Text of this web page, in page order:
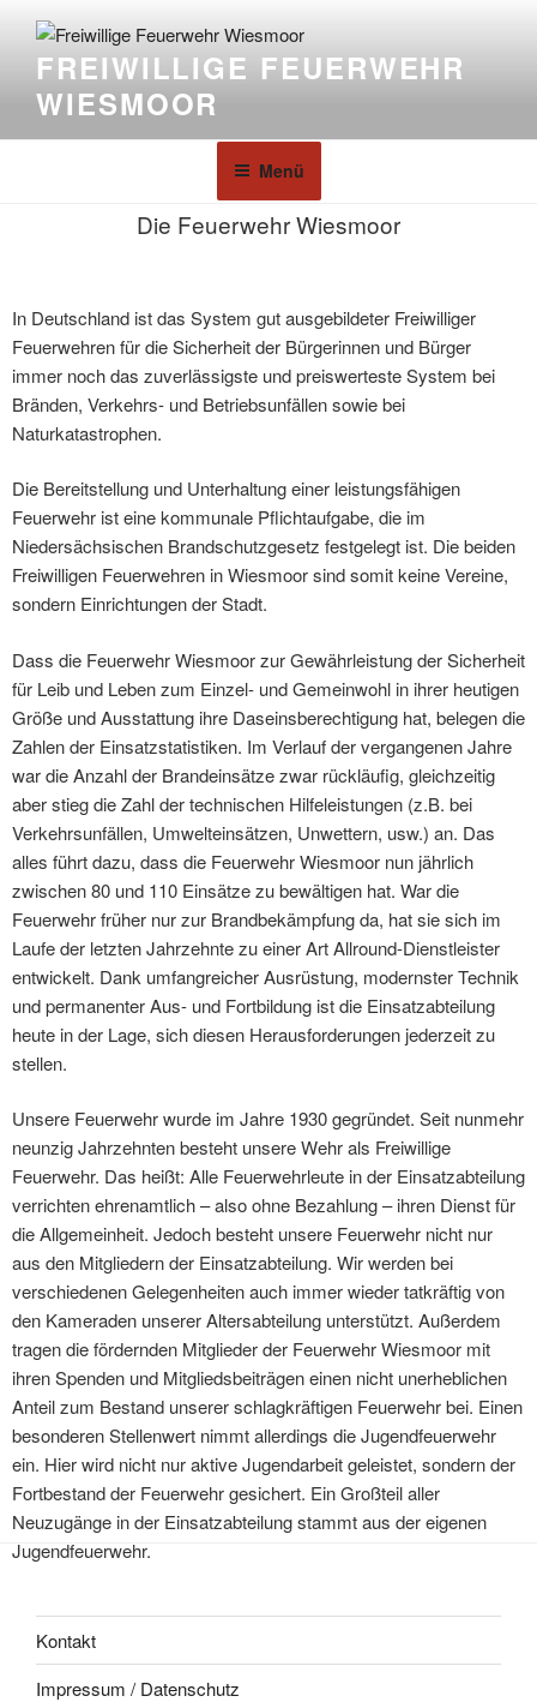
FREIWILLIGE FEUERWEHR
WIESMOOR
Menü
Die Feuerwehr Wiesmoor
In Deutschland ist das System gut ausgebildeter Freiwilliger
Feuerwehren für die Sicherheit der Bürgerinnen und Bürger
immer noch das zuverlässigste und preiswerteste System bei
Bränden, Verkehrs- und Betriebsunfällen sowie bei
Naturkatastrophen.
Die Bereitstellung und Unterhaltung einer leistungsfähigen
Feuerwehr ist eine kommunale Pflichtaufgabe, die im
Niedersächsischen Brandschutzgesetz festgelegt ist. Die beiden
Freiwilligen Feuerwehren in Wiesmoor sind somit keine Vereine,
sondern Einrichtungen der Stadt.
Dass die Feuerwehr Wiesmoor zur Gewährleistung der Sicherheit
für Leib und Leben zum Einzel- und Gemeinwohl in ihrer heutigen
Größe und Ausstattung ihre Daseinsberechtigung hat, belegen die
Zahlen der Einsatzstatistiken. Im Verlauf der vergangenen Jahre
war die Anzahl der Brandeinsätze zwar rückläufig, gleichzeitig
aber stieg die Zahl der technischen Hilfeleistungen (z.B. bei
Verkehrsunfällen, Umwelteinsätzen, Unwettern, usw.) an. Das
alles führt dazu, dass die Feuerwehr Wiesmoor nun jährlich
zwischen 80 und 110 Einsätze zu bewältigen hat. War die
Feuerwehr früher nur zur Brandbekämpfung da, hat sie sich im
Laufe der letzten Jahrzehnte zu einer Art Allround-Dienstleister
entwickelt. Dank umfangreicher Ausrüstung, modernster Technik
und permanenter Aus- und Fortbildung ist die Einsatzabteilung
heute in der Lage, sich diesen Herausforderungen jederzeit zu
stellen.
Unsere Feuerwehr wurde im Jahre 1930 gegründet. Seit nunmehr
neunzig Jahrzehnten besteht unsere Wehr als Freiwillige
Feuerwehr. Das heißt: Alle Feuerwehrleute in der Einsatzabteilung
verrichten ehrenamtlich – also ohne Bezahlung – ihren Dienst für
die Allgemeinheit. Jedoch besteht unsere Feuerwehr nicht nur
aus den Mitgliedern der Einsatzabteilung. Wir werden bei
verschiedenen Gelegenheiten auch immer wieder tatkräftig von
den Kameraden unserer Altersabteilung unterstützt. Außerdem
tragen die fördernden Mitglieder der Feuerwehr Wiesmoor mit
ihren Spenden und Mitgliedsbeiträgen einen nicht unerheblichen
Anteil zum Bestand unserer schlagkräftigen Feuerwehr bei. Einen
besonderen Stellenwert nimmt allerdings die Jugendfeuerwehr
ein. Hier wird nicht nur aktive Jugendarbeit geleistet, sondern der
Fortbestand der Feuerwehr gesichert. Ein Großteil aller
Neuzugänge in der Einsatzabteilung stammt aus der eigenen
Jugendfeuerwehr.
Kontakt
Impressum / Datenschutz